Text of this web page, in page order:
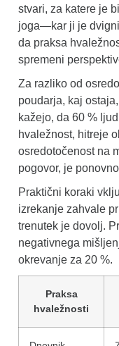
stvari, za katere je
joga—kar ji je
da praksa
spremeni
Za razliko od
poudarja, kaj
kažejo, da 60 %
hvaležnost, hitreje
osredotočenost na
pogovor, je
Praktični koraki
izrekanje zahvale
trenutek je dovolj.
negativnega
okrevanje za 20 %.
Praksa
hvaležnosti